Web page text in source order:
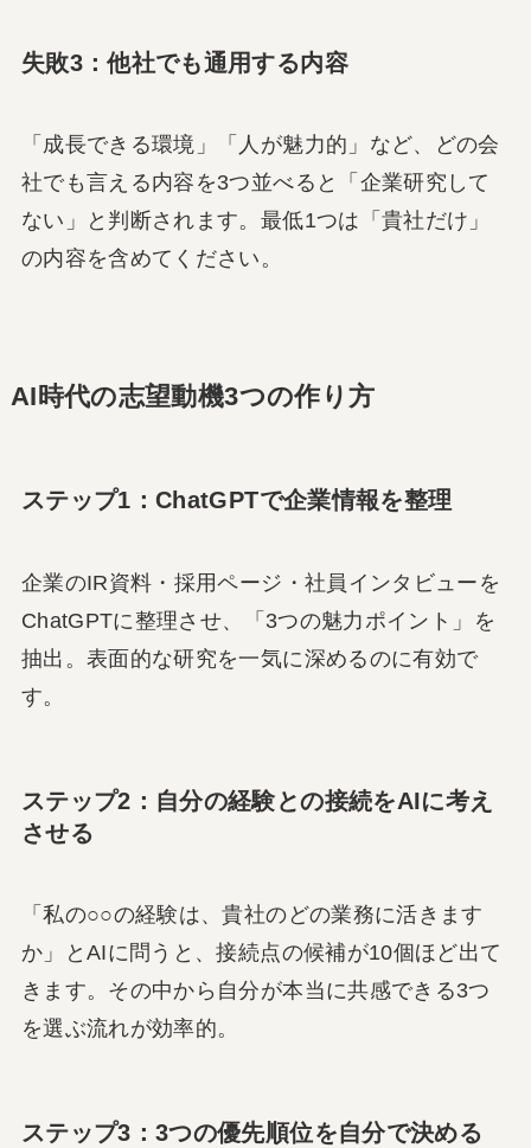
失敗3：他社でも通用する内容
「成長できる環境」「人が魅力的」など、どの会
社でも言える内容を3つ並べると「企業研究して
ない」と判断されます。最低1つは「貴社だけ」
の内容を含めてください。
AI時代の志望動機3つの作り方
ステップ1：ChatGPTで企業情報を整理
企業のIR資料・採用ページ・社員インタビューを
ChatGPTに整理させ、「3つの魅力ポイント」を
抽出。表面的な研究を一気に深めるのに有効で
す。
ステップ2：自分の経験との接続をAIに考え
させる
「私の○○の経験は、貴社のどの業務に活きます
か」とAIに問うと、接続点の候補が10個ほど出て
きます。その中から自分が本当に共感できる3つ
を選ぶ流れが効率的。
ステップ3：3つの優先順位を自分で決める